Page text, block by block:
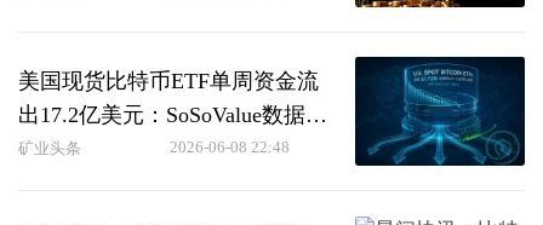
美国现货比特币ETF单周资金流
出17.2亿美元：SoSoValue数据显
示
矿业头条 2026-06-08 22:48